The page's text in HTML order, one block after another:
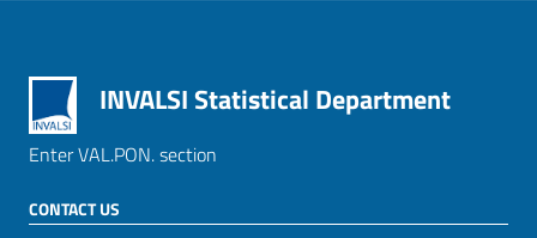
INVALSI Statistical Department
Enter VAL.PON. section
CONTACT US